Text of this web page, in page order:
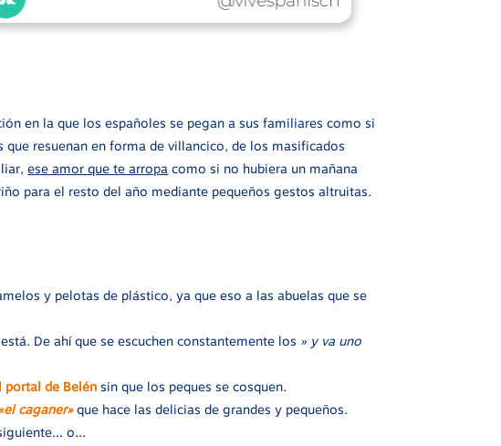
en la que los españoles se pegan a sus familiares como si
resuenan en forma de villancico, de los masificados
ese amor que te arropa como si no hubiera un mañana
para el resto del año mediante pequeños gestos altruitas.
y pelotas de plástico, ya que eso a las abuelas que se
De ahí que se escuchen constantemente los » y va uno
portal de Belén sin que los peques se cosquen.
caganer»que hace las delicias de grandes y pequeños.
o…